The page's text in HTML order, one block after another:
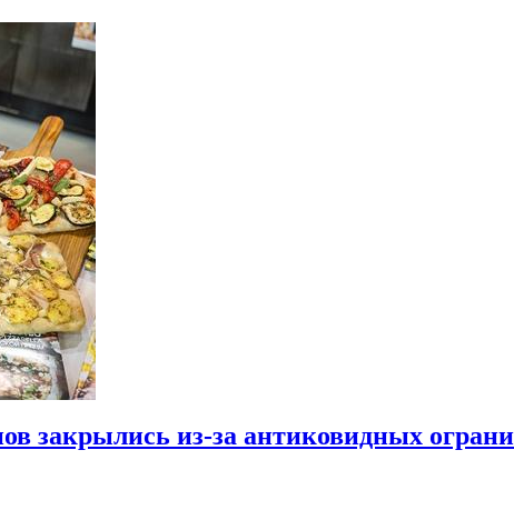
закрылись из-за антиковидных